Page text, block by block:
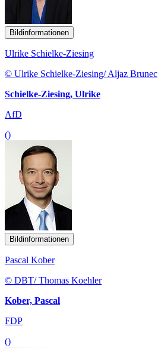
Bildinformationen
Ulrike Schielke-Ziesing
© Ulrike Schielke-Ziesing/ Aljaz Brunec
Schielke-Ziesing, Ulrike
AfD
()
Bildinformationen
Pascal Kober
© DBT/ Thomas Koehler
Kober, Pascal
FDP
()